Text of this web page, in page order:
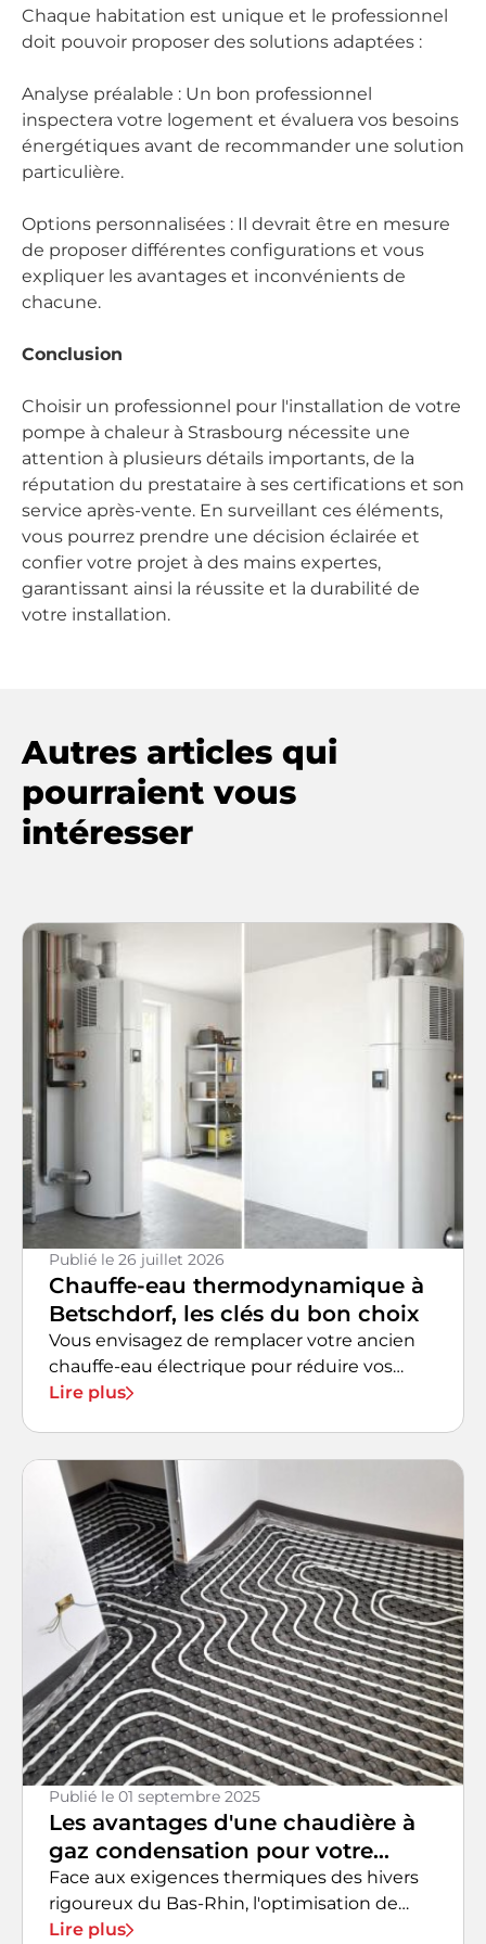
Chaque habitation est unique et le professionnel
doit pouvoir proposer des solutions adaptées :
Analyse préalable : Un bon professionnel
inspectera votre logement et évaluera vos besoins
énergétiques avant de recommander une solution
particulière.
Options personnalisées : Il devrait être en mesure
de proposer différentes configurations et vous
expliquer les avantages et inconvénients de
chacune.
Conclusion
Choisir un professionnel pour l'installation de votre
pompe à chaleur à Strasbourg nécessite une
attention à plusieurs détails importants, de la
réputation du prestataire à ses certifications et son
service après-vente. En surveillant ces éléments,
vous pourrez prendre une décision éclairée et
confier votre projet à des mains expertes,
garantissant ainsi la réussite et la durabilité de
votre installation.
Autres articles qui
pourraient vous
intéresser
Publié le 26 juillet 2026
Chauffe-eau thermodynamique à
Betschdorf, les clés du bon choix
Vous envisagez de remplacer votre ancien
chauffe-eau électrique pour réduire vos
factures d'énergie ?
Lire plus
Publié le 01 septembre 2025
Les avantages d'une chaudière à
gaz condensation pour votre
logement
Face aux exigences thermiques des hivers
rigoureux du Bas-Rhin, l'optimisation de
votre système de chauffage constitue un
Lire plus